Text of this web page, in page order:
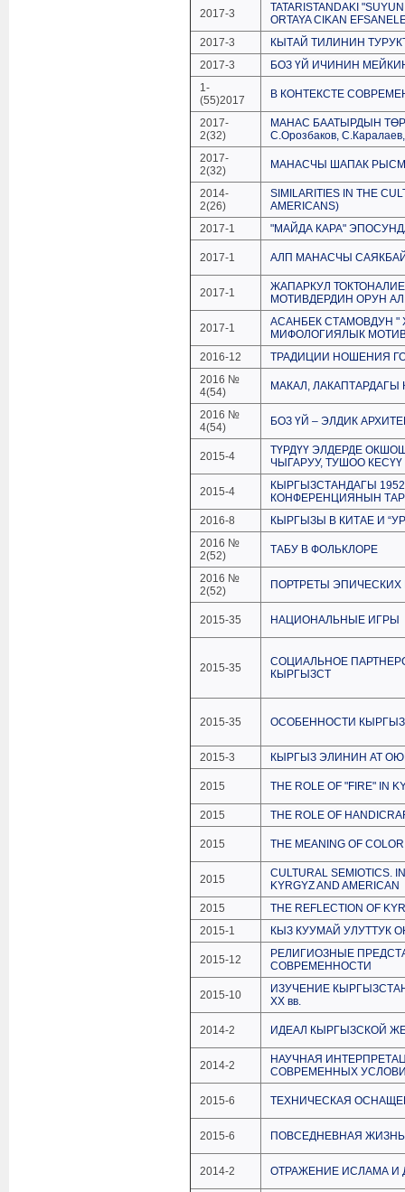
2017-3
TATARISTANDAKI
ORTAYA CIKAN
2017-3
КЫТАЙ ТИЛИНИН
2017-3
БОЗ ҮЙ ИЧИНИН
1-
(55)2017
В КОНТЕКСТЕ
2017-
2(32)
МАНАС БААТЫРДЫН
С.Орозбаков,
2017-
2(32)
МАНАСЧЫ ШАПАК
2014-
2(26)
SIMILARITIES IN THE
AMERICANS)
2017-1
"МАЙДА КАРА"
2017-1 АЛП МАНАСЧЫ
2017-1
ЖАПАРКУЛ
МОТИВДЕРДИН ОРУН
2017-1
АСАНБЕК СТАМОВДУН
МИФОЛОГИЯЛЫК
2016-12
ТРАДИЦИИ НОШЕНИЯ
2016 №
4(54)
МАКАЛ,
2016 №
4(54)
БОЗ ҮЙ – ЭЛДИК
2015-4
ТҮРДҮҮ ЭЛДЕРДЕ
ЧЫГАРУУ, ТУШОО
2015-4
КЫРГЫЗСТАНДАГЫ
КОНФЕРЕНЦИЯНЫН
2016-8
КЫРГЫЗЫ В КИТАЕ И
2016 №
2(52)
ТАБУ В ФОЛЬКЛОРЕ
2016 №
2(52)
ПОРТРЕТЫ ЭПИЧЕСКИХ
2015-35 НАЦИОНАЛЬНЫЕ ИГРЫ
2015-35
СОЦИАЛЬНОЕ
КЫРГЫЗСТ
2015-35 ОСОБЕННОСТИ
2015-3 КЫРГЫЗ ЭЛИНИН АТ
2015 THE ROLE OF "FIRE" IN
2015 THE ROLE OF
2015 THE MEANING OF
2015
CULTURAL SEMIOTICS.
KYRGYZ AND AMERICAN
2015
THE REFLECTION OF
2015-1
КЫЗ КУУМАЙ УЛУТТУК
2015-12
РЕЛИГИОЗНЫЕ
СОВРЕМЕННОСТИ
2015-10
ИЗУЧЕНИЕ
ХХ вв.
2014-2 ИДЕАЛ КЫРГЫЗСКОЙ
2014-2
НАУЧНАЯ
СОВРЕМЕННЫХ
2015-6 ТЕХНИЧЕСКАЯ
2015-6 ПОВСЕДНЕВНАЯ
2014-2 ОТРАЖЕНИЕ ИСЛАМА И